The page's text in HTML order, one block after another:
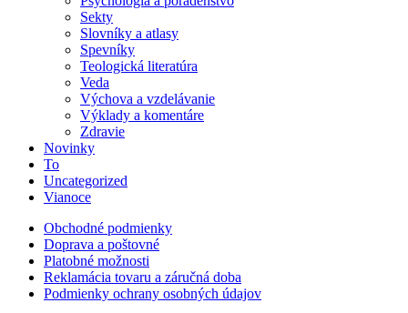
Sekty
Slovníky a atlasy
Spevníky
Teologická literatúra
Veda
Výchova a vzdelávanie
Výklady a komentáre
Zdravie
Novinky
To
Uncategorized
Vianoce
Obchodné podmienky
Doprava a poštovné
Platobné možnosti
Reklamácia tovaru a záručná doba
Podmienky ochrany osobných údajov